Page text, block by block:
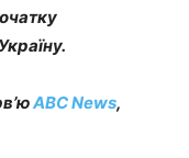
ABC News,